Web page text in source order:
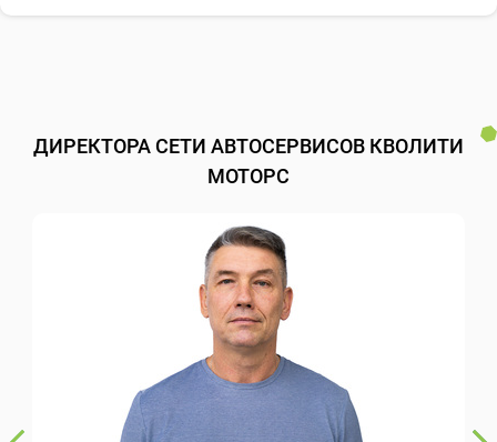
ДИРЕКТОРА СЕТИ АВТОСЕРВИСОВ КВОЛИТИ
МОТОРС